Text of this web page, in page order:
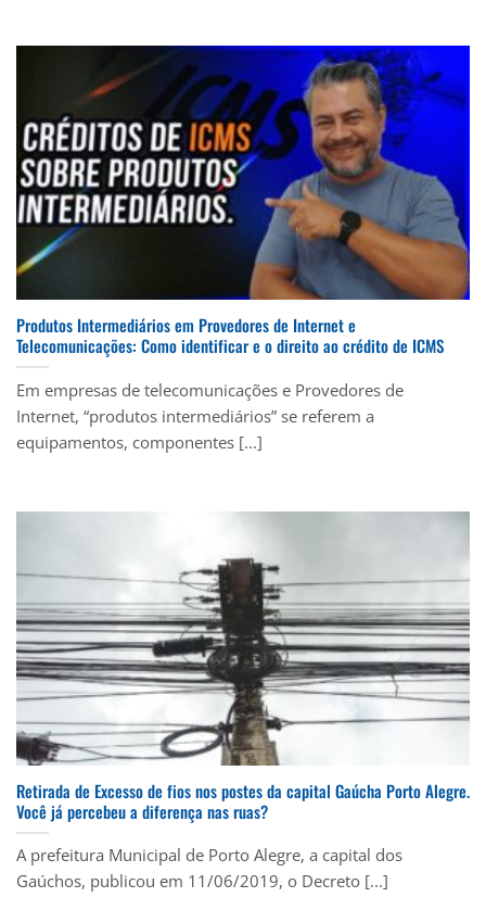
Produtos Intermediários em Provedores de Internet e
Telecomunicações: Como identificar e o direito ao crédito de ICMS
Em empresas de telecomunicações e Provedores de
Internet, “produtos intermediários” se referem a
equipamentos, componentes [...]
Retirada de Excesso de fios nos postes da capital Gaúcha Porto Alegre.
Você já percebeu a diferença nas ruas?
A prefeitura Municipal de Porto Alegre, a capital dos
Gaúchos, publicou em 11/06/2019, o Decreto [...]